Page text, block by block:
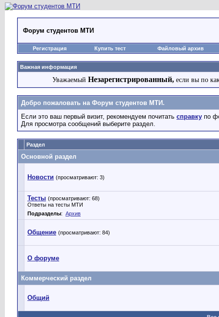
Форум студентов МТИ
Регистрация Купить тест Файловый архив
Важная информация
Уважаемый Незарегистрированный, если вы по
Добро пожаловать на Форум студентов МТИ.
Если это ваш первый визит, рекомендуем почитать справку по
Для просмотра сообщений выберите раздел.
Раздел
Основной раздел
Новости (просматривают: 3)
Тесты (просматривают: 68)
Ответы на тесты МТИ
Подразделы: Архив
Общение (просматривают: 84)
О форуме
Коммерческий раздел
Общий